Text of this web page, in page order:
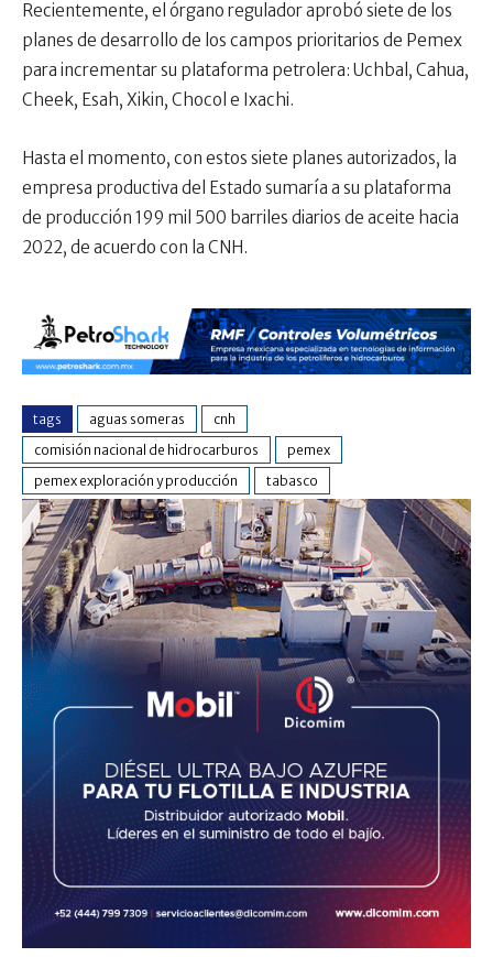
Recientemente, el órgano regulador aprobó siete de los
planes de desarrollo de los campos prioritarios de Pemex
para incrementar su plataforma petrolera: Uchbal, Cahua,
Cheek, Esah, Xikin, Chocol e Ixachi.
Hasta el momento, con estos siete planes autorizados, la
empresa productiva del Estado sumaría a su plataforma
de producción 199 mil 500 barriles diarios de aceite hacia
2022, de acuerdo con la CNH.
tags aguas someras
cnh
comisión nacional de hidrocarburos
pemex
pemex exploración y producción
tabasco